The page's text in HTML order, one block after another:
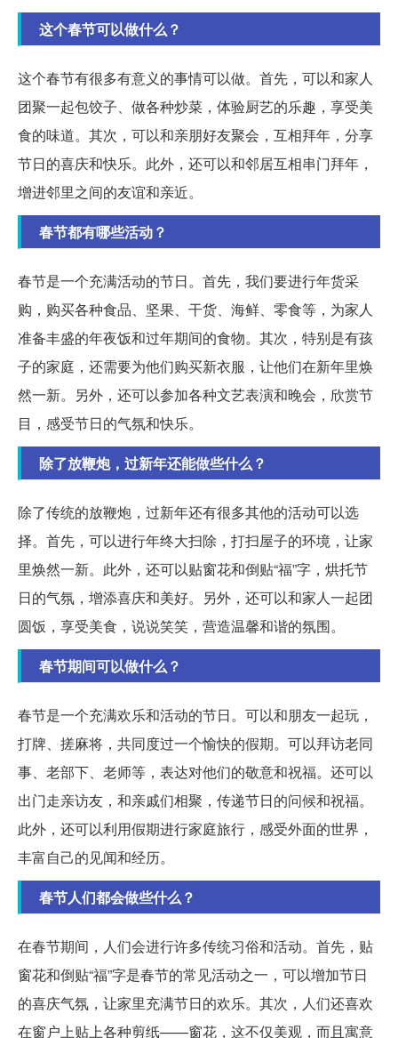
这个春节可以做什么？
这个春节有很多有意义的事情可以做。首先，可以和家人
团聚一起包饺子、做各种炒菜，体验厨艺的乐趣，享受美
食的味道。其次，可以和亲朋好友聚会，互相拜年，分享
节日的喜庆和快乐。此外，还可以和邻居互相串门拜年，
增进邻里之间的友谊和亲近。
春节都有哪些活动？
春节是一个充满活动的节日。首先，我们要进行年货采
购，购买各种食品、坚果、干货、海鲜、零食等，为家人
准备丰盛的年夜饭和过年期间的食物。其次，特别是有孩
子的家庭，还需要为他们购买新衣服，让他们在新年里焕
然一新。另外，还可以参加各种文艺表演和晚会，欣赏节
目，感受节日的气氛和快乐。
除了放鞭炮，过新年还能做些什么？
除了传统的放鞭炮，过新年还有很多其他的活动可以选
择。首先，可以进行年终大扫除，打扫屋子的环境，让家
里焕然一新。此外，还可以贴窗花和倒贴“福”字，烘托节
日的气氛，增添喜庆和美好。另外，还可以和家人一起团
圆饭，享受美食，说说笑笑，营造温馨和谐的氛围。
春节期间可以做什么？
春节是一个充满欢乐和活动的节日。可以和朋友一起玩，
打牌、搓麻将，共同度过一个愉快的假期。可以拜访老同
事、老部下、老师等，表达对他们的敬意和祝福。还可以
出门走亲访友，和亲戚们相聚，传递节日的问候和祝福。
此外，还可以利用假期进行家庭旅行，感受外面的世界，
丰富自己的见闻和经历。
春节人们都会做些什么？
在春节期间，人们会进行许多传统习俗和活动。首先，贴
窗花和倒贴“福”字是春节的常见活动之一，可以增加节日
的喜庆气氛，让家里充满节日的欢乐。其次，人们还喜欢
在窗户上贴上各种剪纸——窗花，这不仅美观，而且寓意